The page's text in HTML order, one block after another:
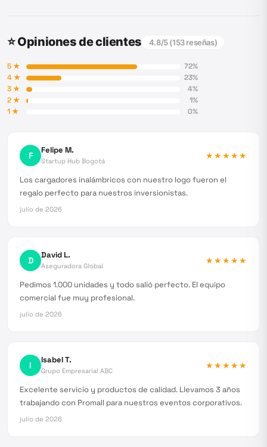
⭐ Opiniones de clientes 4.8/5 (153reseñas)
5★ 72%
4★ 23%
3★ 4%
2★ 1%
1★ 0%
F Felipe M.
Startup Hub Bogotá
★★★★★
Los cargadores inalámbricos con nuestro logo fueron el
regalo perfecto para nuestros inversionistas.
julio de 2026
D David L.
Aseguradora Global
★★★★★
Pedimos 1.000 unidades y todo salió perfecto. El equipo
comercial fue muy profesional.
julio de 2026
I Isabel T.
Grupo Empresarial ABC
★★★★★
Excelente servicio y productos de calidad. Llevamos 3 años
trabajando con Promall para nuestros eventos corporativos.
julio de 2026